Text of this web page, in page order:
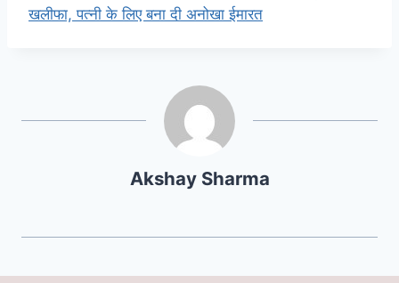
खलीफा, पत्नी के लिए बना दी अनोखा ईमारत
Akshay Sharma